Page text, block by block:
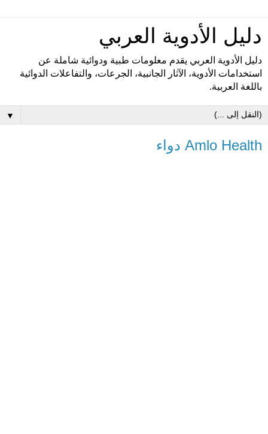
دليل الأدوية العربي
دليل الأدوية العربي يقدم معلومات طبية ودوائية شاملة عن
استخدامات الأدوية، الآثار الجانبية، الجرعات، والتفاعلات الدوائية
باللغة العربية.
▼
Amlo Health دواء